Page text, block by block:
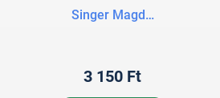
Singer Magdolna
3 150 Ft